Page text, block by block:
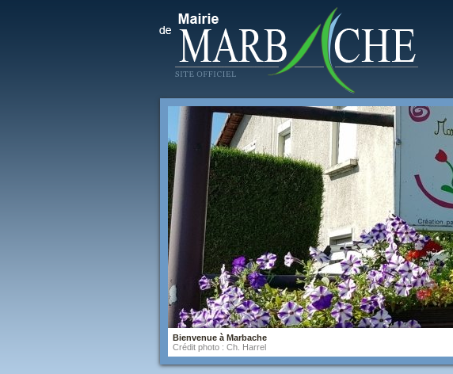
Bienvenue à Marbache
Crédit photo : Ch. Harrel